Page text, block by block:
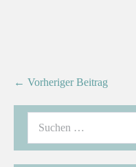
← Vorheriger Beitrag